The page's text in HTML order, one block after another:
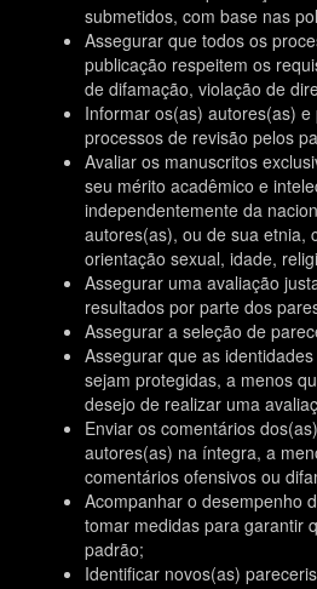
submetidos, com base nas
Assegurar que todos os
publicação respeitem os
de difamação, violação de
Informar os(as) autores(as)
processos de revisão pelos
Avaliar os manuscritos
seu mérito acadêmico e
independentemente da
autores(as), ou de sua etnia,
orientação sexual, idade,
Assegurar uma avaliação
resultados por parte dos
Assegurar a seleção de
Assegurar que as
sejam protegidas, a menos
desejo de realizar uma
Enviar os comentários
autores(as) na íntegra, a
comentários ofensivos ou
Acompanhar o desempenho
tomar medidas para garantir
padrão;
Identificar novos(as)